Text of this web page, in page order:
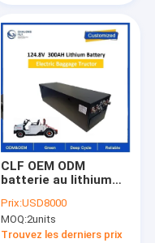
CLF OEM ODM
batterie au lithium
Tracteur d'aéroport
Voiture de tourisme
à basse vitesse
Prix:USD8000
MOQ:2units
Trouvez les derniers prix